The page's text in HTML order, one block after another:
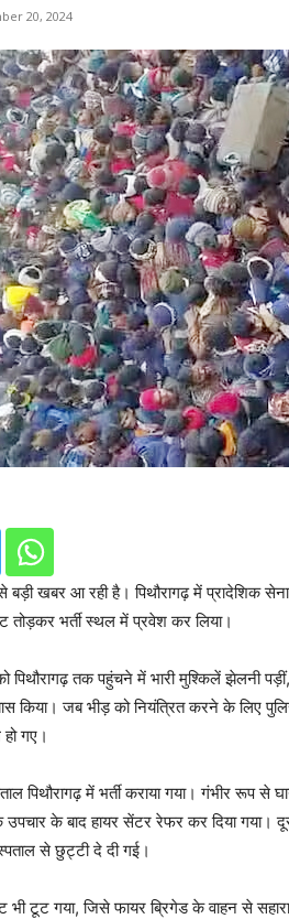
20, 2024
खबर आ रही है। पिथौरागढ़ में प्रादेशिक सेना
भर्ती स्थल में प्रवेश कर लिया।
पिथौरागढ़ तक पहुंचने में भारी मुश्किलें झेलनी
किया। जब भीड़ को नियंत्रित करने के लिए
गए।
पिथौरागढ़ में भर्ती कराया गया। गंभीर
उपचार के बाद हायर सेंटर रेफर कर दिया
से छुट्टी दे दी गई।
भी टूट गया, जिसे फायर ब्रिगेड के वाहन से